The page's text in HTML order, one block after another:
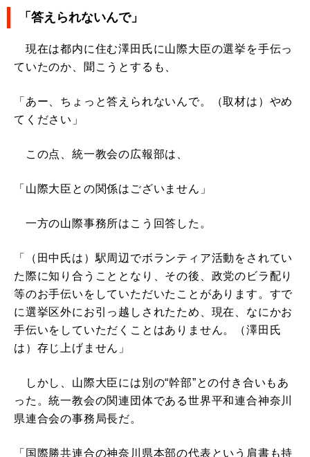
「答えられないんで」
現在は都内に住む澤田氏に山際大臣の選挙を手伝っ
ていたのか、聞こうとするも、
「あー、ちょっと答えられないんで。（取材は）やめ
てください」
この点、統一教会の広報部は、
「山際大臣との関係はございません」
一方の山際事務所はこう回答した。
「（田中氏は）駅周辺でボランティア活動をされてい
た際に知り合うこととなり、その後、政党のビラ配り
等のお手伝いをしていただいたことがあります。すで
に選挙区外にお引っ越しされたため、現在、なにかお
手伝いをしていただくことはありません。（澤田氏
は）存じ上げません」
しかし、山際大臣には別の“幹部”との付き合いもあ
った。統一教会の関連団体である世界平和連合神奈川
県連合会の事務局長だ。
「国際勝共連合の神奈川県本部の代表という肩書も持